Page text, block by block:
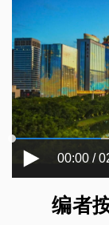
00:00 /
编者